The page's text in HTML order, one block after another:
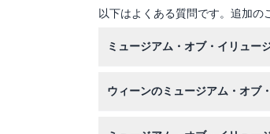
以下はよくある質問です。追加の
ミュージアム・オブ・イリュー
最新の情報をご確認ください
ウィーンのミュージアム・オブ